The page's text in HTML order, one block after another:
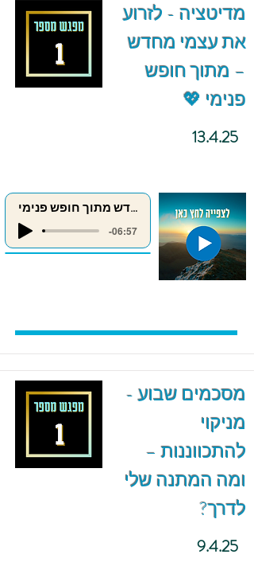
מדיטציה - לזרוע
את עצמי מחדש
– מתוך חופש
פנימי 💖
13.4.25
לזרוע את עצמי מחדש מתוך חופש פנימי
-06:57
מסכמים שבוע -
מניקוי
להתכווננות –
ומה המתנה שלי
לדרך?
9.4.25